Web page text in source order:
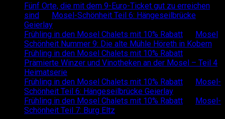
Fünf Orte, die mit dem 9-Euro-Ticket gut zu erreichen
sind
Mosel-Schönheit Teil 6: Hängeseilbrücke
Geierlay
Frühling in den Mosel Chalets mit 10% Rabatt
Mosel
Schönheit Nummer 9: Die alte Mühle Höreth in Kobern
Frühling in den Mosel Chalets mit 10% Rabatt
Prämierte Winzer und Vinotheken an der Mosel – Teil 4
Heimatserie
Frühling in den Mosel Chalets mit 10% Rabatt
Mosel-
Schönheit Teil 6: Hängeseilbrücke Geierlay
Frühling in den Mosel Chalets mit 10% Rabatt
Mosel-
Schönheit Teil 7: Burg Eltz